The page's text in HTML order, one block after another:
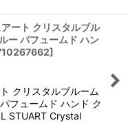
ート クリスタルブル
ー パフュームド ハン
]
クリスタルブルーム
フュームド ハンド ク
STUART Crystal